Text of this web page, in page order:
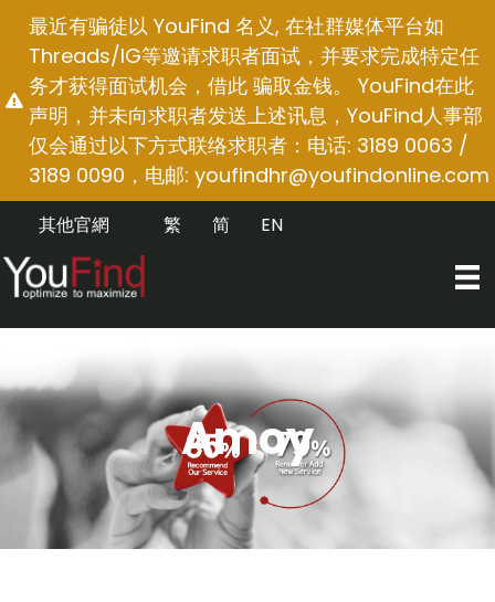
容
最近有骗徒以 YouFind 名义, 在社群媒体平台如
Threads/IG等邀请求职者面试，并要求完成特定任
务才获得面试机会，借此 骗取金钱。 YouFind在此
声明，并未向求职者发送上述讯息，YouFind人事部
仅会通过以下方式联络求职者：电话: 3189 0063 /
3189 0090，电邮: youfindhr@youfindonline.com
其他官網 EN
简
繁
Amoy